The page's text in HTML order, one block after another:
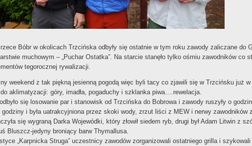
Bóbr w okolicach Trzcińska odbyły się ostatnie w tym roku zawody zaliczane do
muchowym – „Puchar Ostatka”. Na starcie stanęło tylko ośmiu zawodników co
tegorocznej rywalizacji.
weekend z tak piękną jesienną pogodą więc byli tacy co zjawili się w Trzcińsku już w
aklimatyzacji: góry, imadła, pogaduchy i szklanka piwa….rewelacja.
się losowanie par i stanowisk od Trzcińska do Bobrowa i zawody ruszyły o
godziny i była uatrakcyjniona przez skoki wody, zrzut liści z MEW i nerwy zawodników
się wygraną Darka Wojewódki, który złowił siedem ryb, drugi był Adam Litwin z
Bluszcz-jedyny broniący barw Thymallusa.
„Karpnicka Struga” uczestnicy zawodów zorganizowali ostatniego grilla i szykowali